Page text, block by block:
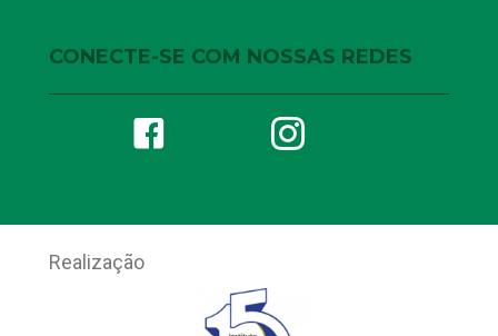
CONECTE-SE COM NOSSAS REDES
Realização